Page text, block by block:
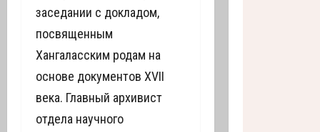
заседании с докладом,
посвященным
Хангаласским родам на
основе документов XVII
века. Главный архивист
отдела научного